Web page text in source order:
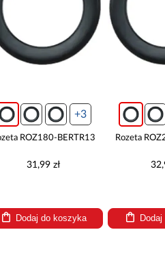
+3
ROZ180-BERTR13
31,99 zł
Dodaj do koszyka
Rozeta